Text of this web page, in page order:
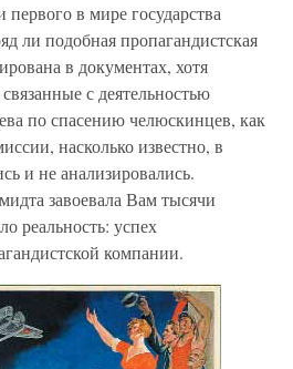
в мире государства
ли подобная пропагандистская
в документах, хотя
с деятельностью
по спасению челюскинцев, как
насколько известно, в
и не анализировались.
завоевала Вам тысячи
реальность: успех
компании.